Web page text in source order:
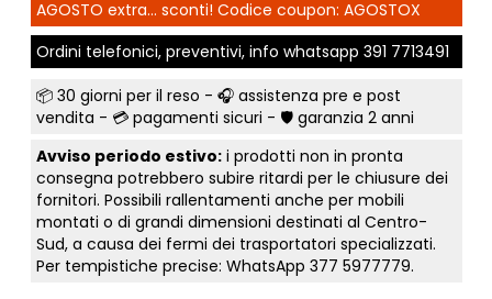
AGOSTO extra... sconti! Codice coupon: AGOSTOX
Ordini telefonici, preventivi, info whatsapp 391 7713491
📦 30 giorni per il reso - 🎧 assistenza pre e post
vendita - 💳 pagamenti sicuri - 🛡️ garanzia 2 anni
Avviso periodo estivo:i prodotti non in pronta
consegna potrebbero subire ritardi per le chiusure dei
fornitori. Possibili rallentamenti anche per mobili
montati o di grandi dimensioni destinati al Centro-
Sud, a causa dei fermi dei trasportatori specializzati.
Per tempistiche precise: WhatsApp 377 5977779.